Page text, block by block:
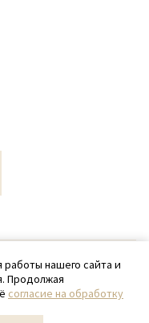
87
нашего сайта и
Продолжая
согласие на обработку